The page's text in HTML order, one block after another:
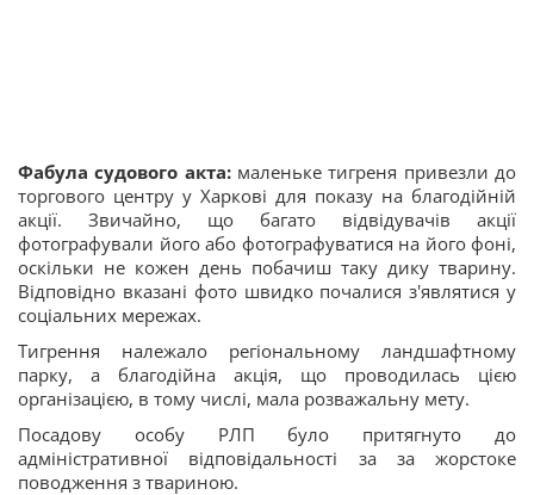
Фабула судового акта: маленьке тигреня привезли до
торгового центру у Харкові для показу на благодійній
акції. Звичайно, що багато відвідувачів акції
фотографували його або фотографуватися на його фоні,
оскільки не кожен день побачиш таку дику тварину.
Відповідно вказані фото швидко почалися з'являтися у
соціальних мережах.
Тигрення належало регіональному ландшафтному
парку, а благодійна акція, що проводилась цією
організацією, в тому числі, мала розважальну мету.
Посадову особу РЛП було притягнуто до
адміністративної відповідальності за за жорстоке
поводження з твариною.